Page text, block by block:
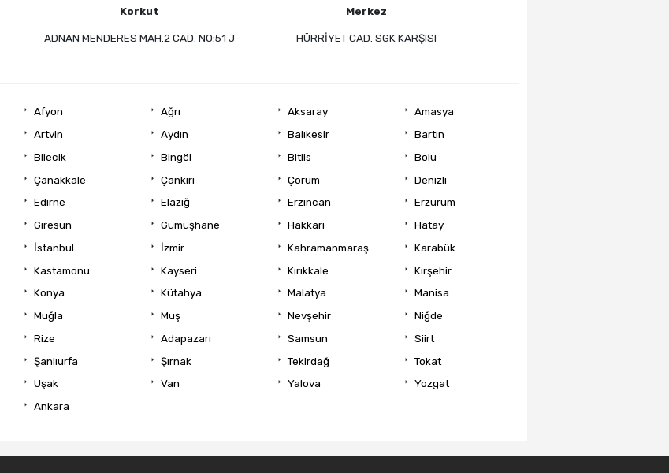
Korkut
ADNAN MENDERES MAH.2 CAD. NO:51 J
Merkez
HÜRRİYET CAD. SGK KARŞISI
Afyon Ağrı Aksaray
Amasya
Artvin Aydın Balıkesir
Bartın
Bilecik Bingöl Bitlis
Bolu
Çanakkale Çankırı Çorum
Denizli
Edirne Elazığ Erzincan
Erzurum
Giresun Gümüşhane Hakkari
Hatay
İstanbul İzmir Kahramanmaraş
Karabük
Kastamonu Kayseri Kırıkkale
Kırşehir
Konya Kütahya Malatya
Manisa
Muğla Muş Nevşehir
Niğde
Rize Adapazarı Samsun
Siirt
Şanlıurfa Şırnak Tekirdağ
Tokat
Uşak Van Yalova
Yozgat
Ankara